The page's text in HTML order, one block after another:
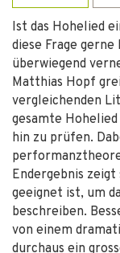
Ist das Hohelied
diese Frage
überwiegend
Matthias Hopf
vergleichenden
gesamte
hin zu prüfen.
Endergebnis zeigt
geeignet ist, um
beschreiben.
von einem
durchaus ein